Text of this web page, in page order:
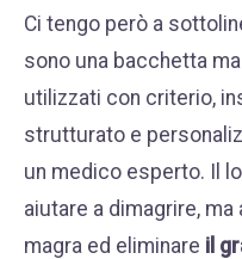
Ci tengo però a
sono una bacchetta
utilizzati con criterio,
strutturato e
un medico esperto. Il
aiutare a dimagrire,
magra ed eliminare il